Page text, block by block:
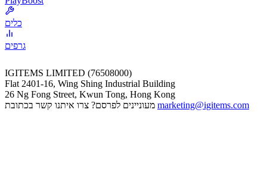
כלים
גרפים
IGITEMS LIMITED (76508000)
Flat 2401-16, Wing Shing Industrial Building
26 Ng Fong Street, Kwun Tong, Hong Kong
marketing@igitems.com